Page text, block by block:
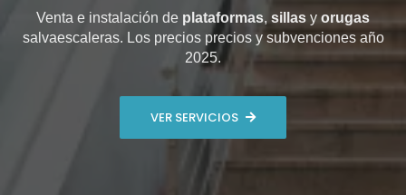
Venta e instalación de plataformas, sillas y orugas
salvaescaleras. Los precios precios y subvenciones año
2025.
VER SERVICIOS